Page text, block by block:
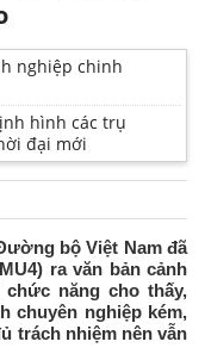
nghiệp chinh
hình các trụ
đại mới
bộ Việt Nam đã
ra văn bản cảnh
năng cho thấy,
chuyên nghiệp kém,
trách nhiệm nên vẫn